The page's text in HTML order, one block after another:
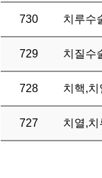
730 치루수
729 치질수
728 치핵,
727 치열,